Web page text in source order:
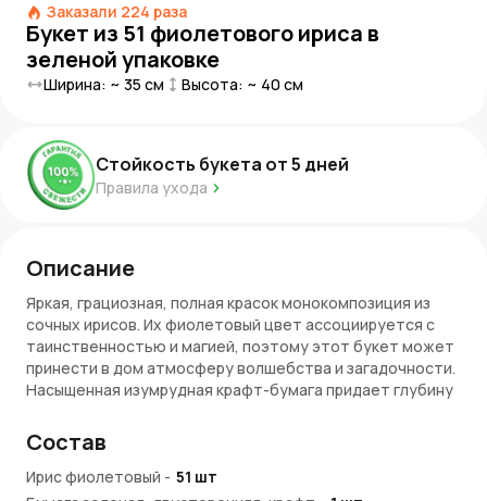
Заказали 224 раза
Букет из 51 фиолетового ириса в
зеленой упаковке
Ширина: ~ 35 см Высота: ~ 40 см
Стойкость букета от5 дней
Правила ухода
Описание
Яркая, грациозная, полная красок монокомпозиция из
сочных ирисов. Их фиолетовый цвет ассоциируется с
таинственностью и магией, поэтому этот букет может
принести в дом атмосферу волшебства и загадочности.
Насыщенная изумрудная крафт-бумага придает глубину
Символ элегантности и стиля
Букет из 51 фиолетового ириса в зеленой упаковке – это
Состав
Ирис фиолетовый - 51 шт